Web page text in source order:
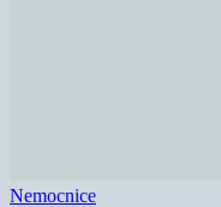
Nemocnice